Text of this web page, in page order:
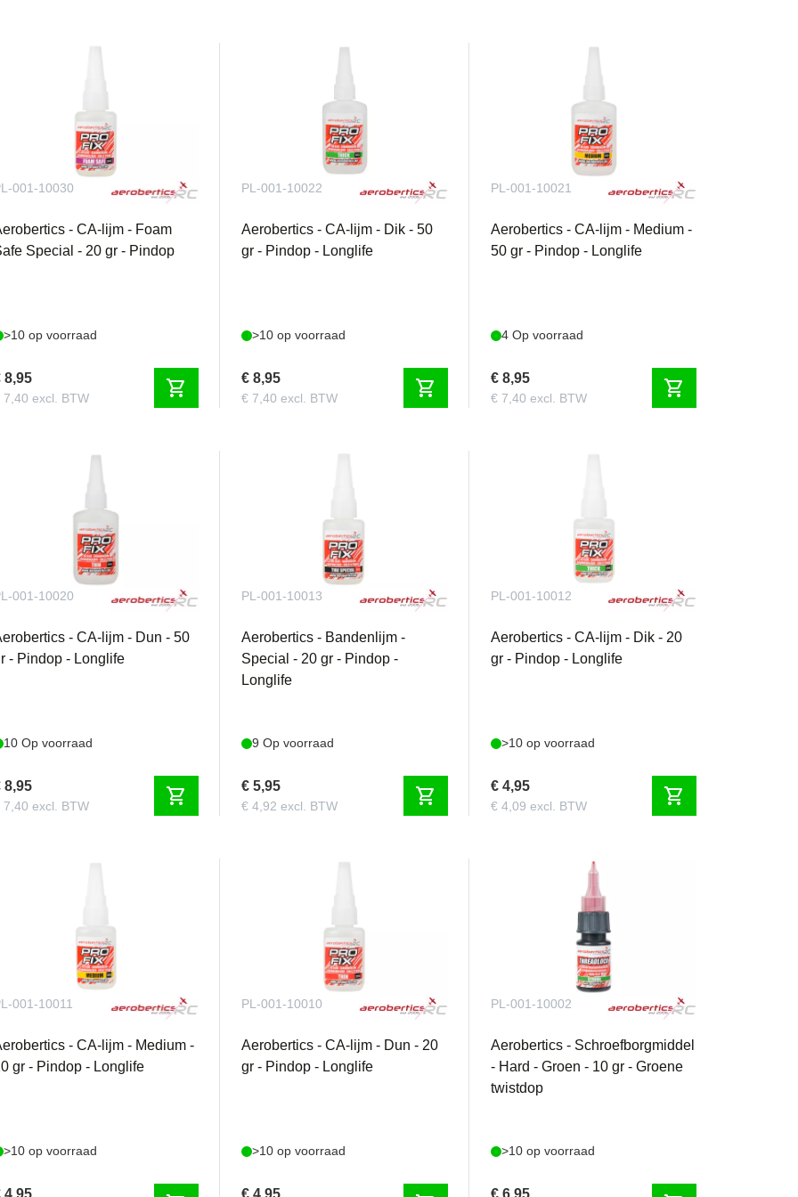
001-10030
- CA-lijm - Foam
Special - 20 gr - Pindop
>10 op voorraad
8,95
7,40 excl. BTW shopping_cart
PL-001-10022
Aerobertics - CA-lijm - Dik - 50
gr - Pindop - Longlife
>10 op voorraad
€ 8,95
€ 7,40 excl. BTW shopping_cart
PL-001-10021
Aerobertics - CA-lijm - Medium -
50 gr - Pindop - Longlife
4 Op voorraad
€ 8,95
€ 7,40 excl. BTW shopping_cart
001-10020
- CA-lijm - Dun - 50
- Pindop - Longlife
10 Op voorraad
8,95
7,40 excl. BTW shopping_cart
PL-001-10013
Aerobertics - Bandenlijm -
Special - 20 gr - Pindop -
Longlife
9 Op voorraad
€ 5,95
€ 4,92 excl. BTW shopping_cart
PL-001-10012
Aerobertics - CA-lijm - Dik - 20
gr - Pindop - Longlife
>10 op voorraad
€ 4,95
€ 4,09 excl. BTW shopping_cart
001-10011
- CA-lijm - Medium -
gr - Pindop - Longlife
>10 op voorraad
4,95
PL-001-10010
Aerobertics - CA-lijm - Dun - 20
gr - Pindop - Longlife
>10 op voorraad
€ 4,95
PL-001-10002
Aerobertics - Schroefborgmiddel
- Hard - Groen - 10 gr - Groene
twistdop
>10 op voorraad
€ 6,95